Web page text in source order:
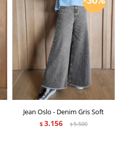
Jean Oslo - Denim Gris Soft
$ 3.156 $5.500